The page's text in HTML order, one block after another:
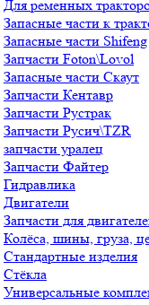
Для ременных
Запасные части к
Запасные части Shifeng
Запчасти Foton\Lovol
Запасные части Скаут
Запчасти Кентавр
Запчасти Рустрак
Запчасти Русич\TZR
запчасти уралец
Запчасти Файтер
Гидравлика
Двигатели
Запчасти для
Колёса, шины, груза,
Стандартные изделия
Стёкла
Универсальные